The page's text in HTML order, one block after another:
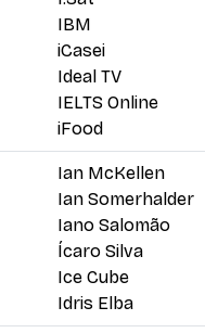
IBM
iCasei
Ideal TV
IELTS Online
iFood
Ian McKellen
Ian Somerhalder
Iano Salomão
Ícaro Silva
Ice Cube
Idris Elba